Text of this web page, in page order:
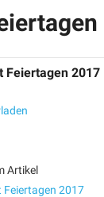
Feiertagen 2017
Artikel
Feiertagen 2017